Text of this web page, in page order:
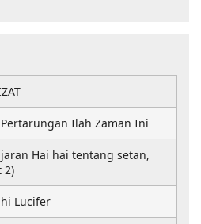
Ilah Zaman Ini
Hai hai tentang setan,
2)
Lucifer